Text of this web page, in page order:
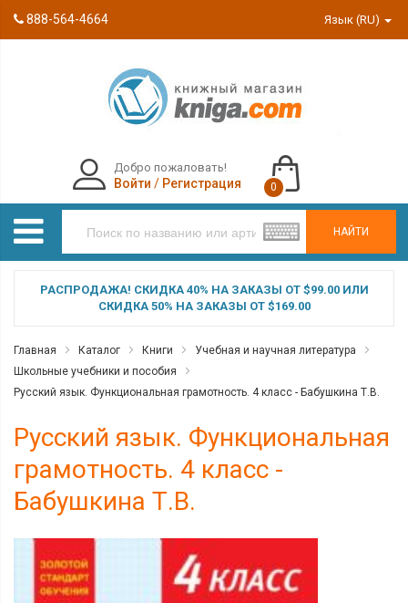
888-564-4664 Язык (RU)
НАЙТИ
Добро пожаловать!
Войти / Регистрация 0
РАСПРОДАЖА! СКИДКА 40% НА ЗАКАЗЫ ОТ $99.00 ИЛИ
СКИДКА 50% НА ЗАКАЗЫ ОТ $169.00
Главная Каталог Книги
Учебная и научная литература
Школьные учебники и пособия
Русский язык. Функциональная грамотность. 4 класс - Бабушкина Т.В.
Русский язык. Функциональная
грамотность. 4 класс -
Бабушкина Т.В.